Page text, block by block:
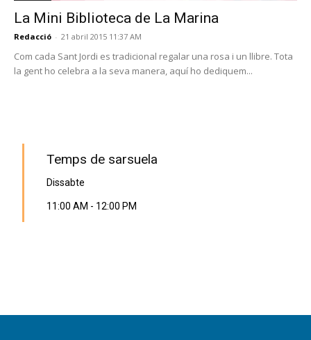
La Mini Biblioteca de La Marina
Redacció - 21 abril 2015 11:37 AM
Com cada Sant Jordi es tradicional regalar una rosa i un llibre. Tota
la gent ho celebra a la seva manera, aquí ho dediquem...
Temps de sarsuela
Dissabte
11:00 AM - 12:00 PM